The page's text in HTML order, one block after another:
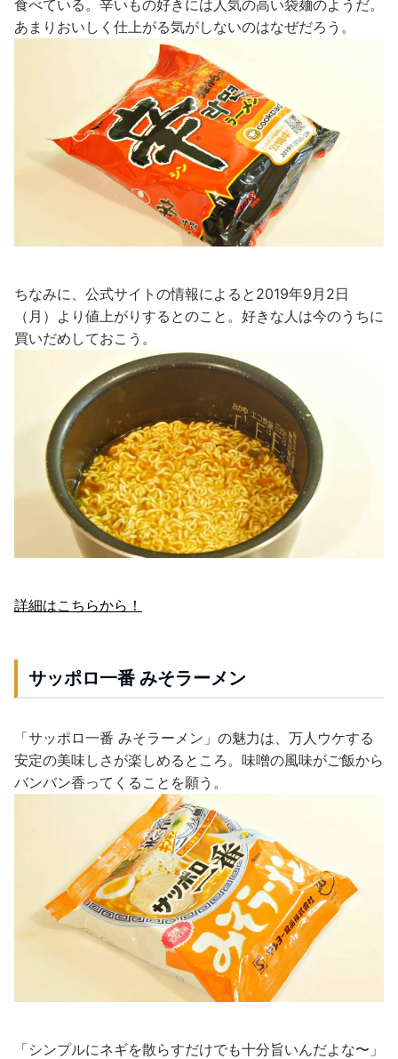
食べている。辛いもの好きには人気の高い袋麺のようだ。
あまりおいしく仕上がる気がしないのはなぜだろう。
ちなみに、公式サイトの情報によると2019年9月2日
（月）より値上がりするとのこと。好きな人は今のうちに
買いだめしておこう。
詳細はこちらから！
サッポロ一番 みそラーメン
「サッポロ一番 みそラーメン」の魅力は、万人ウケする
安定の美味しさが楽しめるところ。味噌の風味がご飯から
バンバン香ってくることを願う。
「シンプルにネギを散らすだけでも十分旨いんだよな〜」